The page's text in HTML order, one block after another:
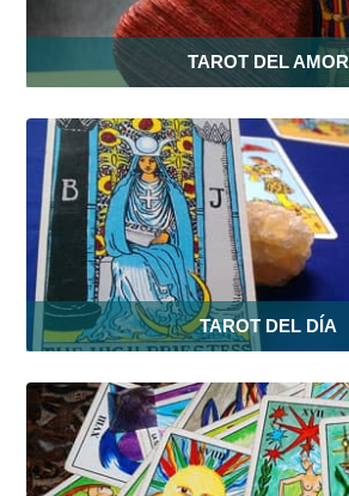
TAROT DEL AMOR
TAROT DEL DÍA